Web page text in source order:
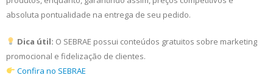
absoluta pontualidade na entrega de seu pedido.
Dica útil: O SEBRAE possui conteúdos gratuitos sobre marketing
promocional e fidelização de clientes.
Confira no SEBRAE